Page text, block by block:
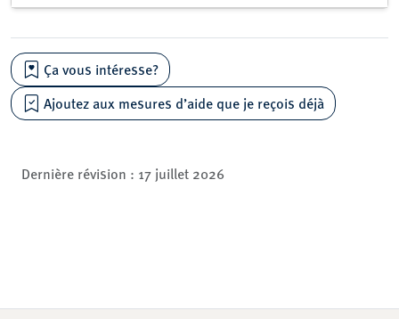
Ça vous intéresse?
Ajoutez aux mesures d’aide que je reçois déjà
Dernière révision : 17 juillet 2026